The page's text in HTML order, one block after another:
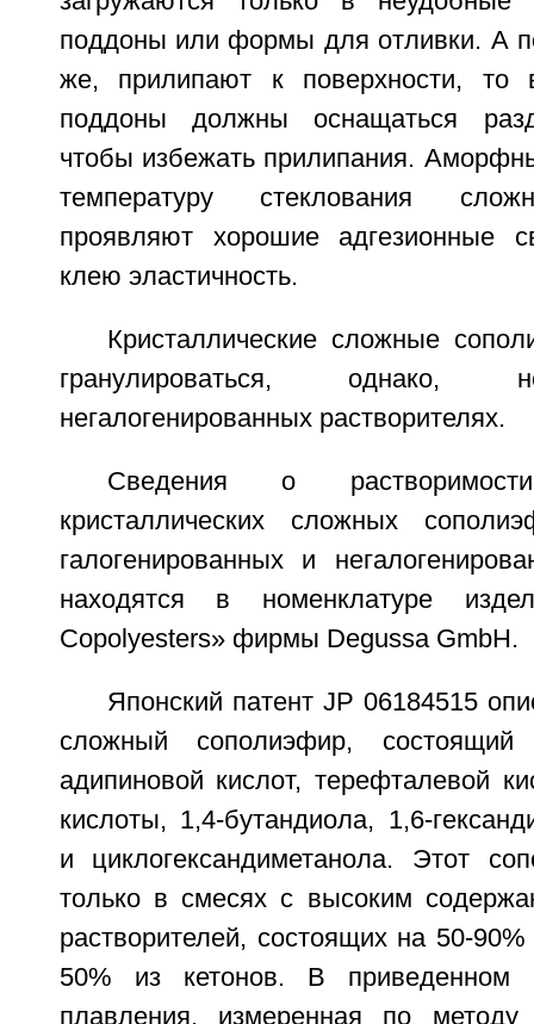
поддоны или формы для отливки. А
же, прилипают к поверхности, то
поддоны должны оснащаться
чтобы избежать прилипания.
температуру стеклования
проявляют хорошие адгезионные
клею эластичность.
Кристаллические сложные
гранулироваться, однако,
негалогенированных растворителях.
Сведения о
кристаллических сложных
галогенированных и
находятся в номенклатуре
Copolyesters» фирмы Degussa GmbH.
Японский патент JP 06184515
сложный сополиэфир,
адипиновой кислот, терефталевой
кислоты, 1,4-бутандиола, 1,6-
и циклогександиметанола. Этот
только в смесях с высоким
растворителей, состоящих на 50-
50% из кетонов. В приведенном
плавления, измеренная по методу